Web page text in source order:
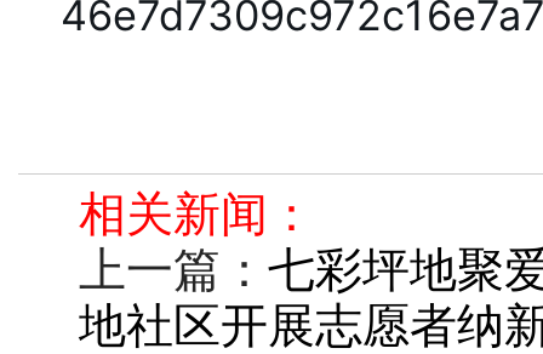
相关新闻：
上一篇： 七彩坪地聚
地社区开展志愿者纳